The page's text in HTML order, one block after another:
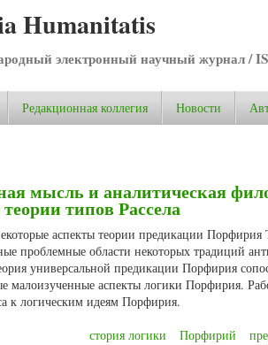
Humanitatis
электронный научный журнал /
Редакционная коллегия Новости
мысль и аналитическая
типов Рассела
аспекты теории предикации Порфирия
проблемные области некоторых традиций
универсальной предикации Порфирия
малоизученные аспекты логики Порфирия.
к логическим идеям Порфирия.
стория логики Порфирий